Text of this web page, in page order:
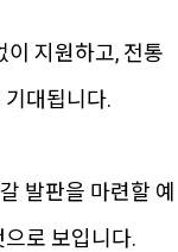
지원하고, 전통
대됩니다.
발판을 마련할 예
로 보입니다.